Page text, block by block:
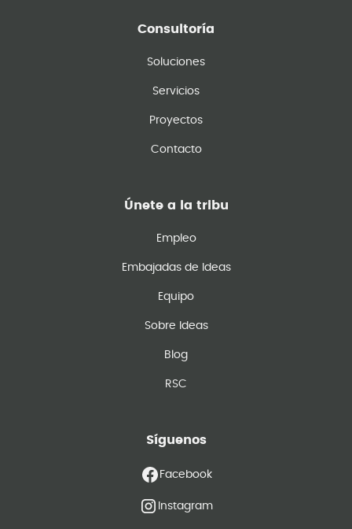
Consultoría
Soluciones
Servicios
Proyectos
Contacto
Únete a la tribu
Empleo
Embajadas de Ideas
Equipo
Sobre Ideas
Blog
RSC
Síguenos
Facebook
Instagram